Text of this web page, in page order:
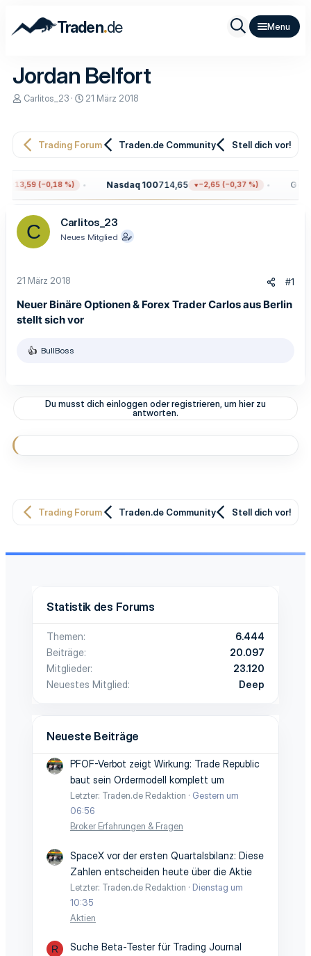
Traden.de
Jordan Belfort
E
e
r
Carlitos_23
E
e
a
m
21 März 2018
Trading Forum Traden.de Community Stell dich vor!
−13,59 (−0,18 %) Nasdaq 100714,65 −2,65 (−0,37 %) Gold
C Carlitos_23
Neues Mitglied
21 März 2018 #1
Neuer Binäre Optionen & Forex Trader Carlos aus Berlin
stellt sich vor
R
t
o
n
n
BullBoss
Du musst dich einloggen oder registrieren, um hier zu
antworten.
Trading Forum Traden.de Community Stell dich vor!
Statistik des Forums
Themen
6.444
Beiträge
20.097
Mitglieder
23.120
Neuestes Mitglied
Deep
Neueste Beiträge
PFOF-Verbot zeigt Wirkung: Trade Republic
baut sein Ordermodell komplett um
Letzter: Traden.de Redaktion
Gestern um
06:56
Broker Erfahrungen & Fragen
SpaceX vor der ersten Quartalsbilanz: Diese
Zahlen entscheiden heute über die Aktie
Letzter: Traden.de Redaktion
Dienstag um
10:35
Aktien
R Suche Beta-Tester für Trading Journal